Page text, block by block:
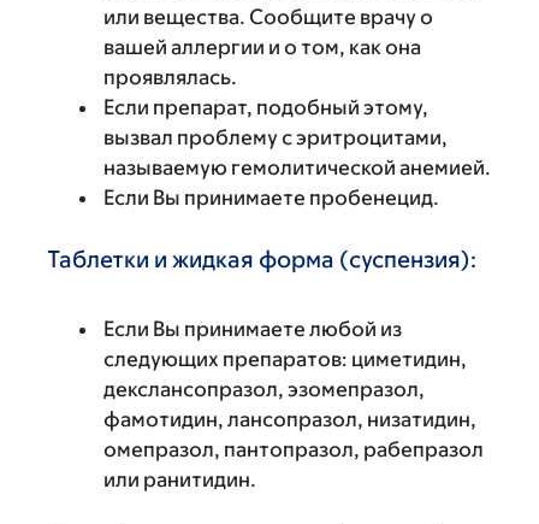
или вещества. Сообщите врачу о
вашей аллергии и о том, как она
проявлялась.
Если препарат, подобный этому,
вызвал проблему с эритроцитами,
называемую гемолитической анемией.
Если Вы принимаете пробенецид.
Таблетки и жидкая форма (суспензия):
Если Вы принимаете любой из
следующих препаратов: циметидин,
декслансопразол, эзомепразол,
фамотидин, лансопразол, низатидин,
омепразол, пантопразол, рабепразол
или ранитидин.